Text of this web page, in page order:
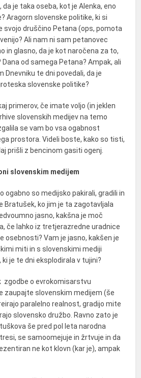
je taka oseba, kot je Alenka, eno
Aragorn slovenske politike, ki si
svojo druščino Petana (ops, pomota
Ali nam ni sam petanovec
in glasno, da je kot naročena za to,
Dana od samega Petana? Ampak, ali
Dnevniku te dni povedali, da je
slovenske politike?
primerov, če imate voljo (in jeklen
slovenskih medijev na temo
se vam bo vsa ogabnost
prostora. Videli boste, kako so tisti,
prišli z bencinom gasiti ogenj.
slovenskim medijem
ogabno so medijsko pakirali, gradili in
Bratušek, ko jim je ta zagotavljala
jasno, kakšna je moč
če lahko iz tretjerazredne uradnice
osebnosti? Vam je jasno, kakšen je
miti in s slovenskimi mediji
je te dni eksplodirala v tujini?
zgodbe o evrokomisarstvu
zaupajte slovenskim medijem (še
paralelno realnost, gradijo mite
slovensko družbo. Ravno zato je
še pred pol leta narodna
se samoomejuje in žrtvuje in da
ne kot klovn (kar je), ampak